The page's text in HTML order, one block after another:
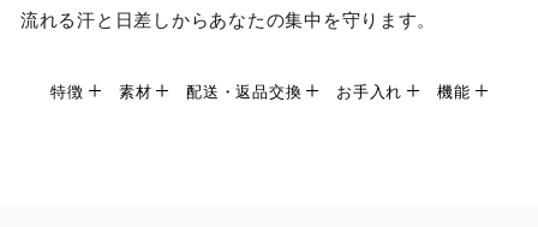
流れる汗と日差しからあなたの集中を守ります。
特徴 素材 配送・返品交換 お手入れ 機能